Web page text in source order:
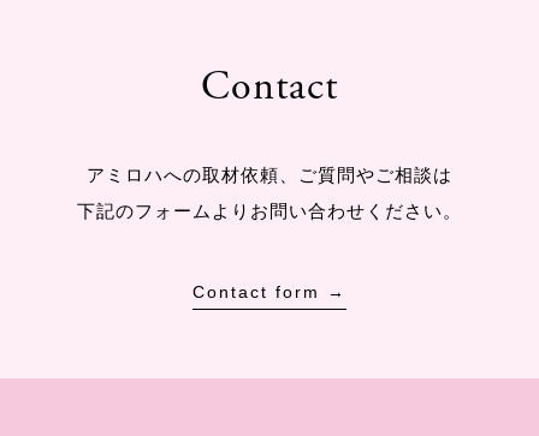
Contact
アミロハへの取材依頼、ご質問やご相談は
下記のフォームよりお問い合わせください。
Contact form →